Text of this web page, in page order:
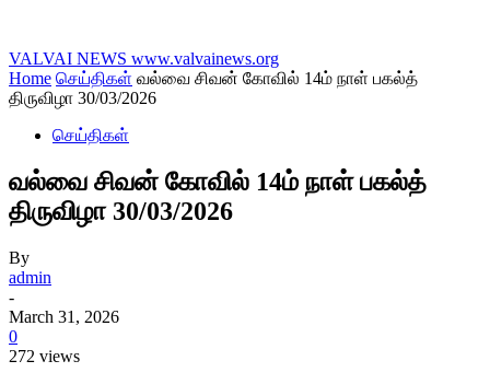
VALVAI NEWS www.valvainews.org
Home செய்திகள் வல்வை சிவன் கோவில் 14ம் நாள் பகல்த்
திருவிழா 30/03/2026
செய்திகள்
வல்வை சிவன் கோவில் 14ம் நாள் பகல்த்
திருவிழா 30/03/2026
By
admin
-
March 31, 2026
0
272 views